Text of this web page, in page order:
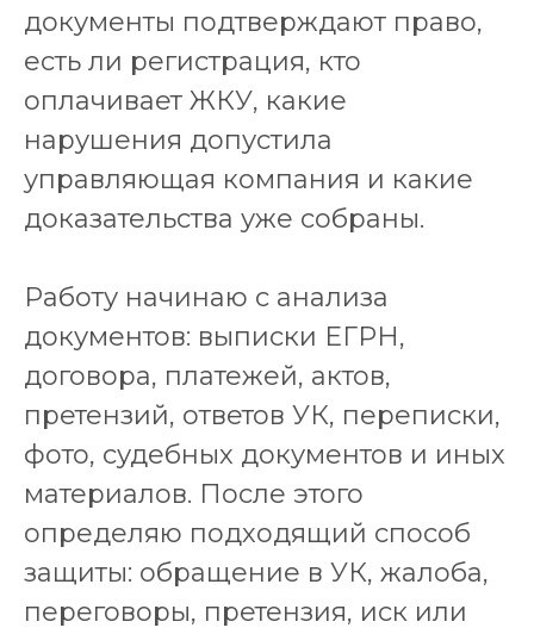
документы подтверждают право,
есть ли регистрация, кто
оплачивает ЖКУ, какие
нарушения допустила
управляющая компания и какие
доказательства уже собраны.
Работу начинаю с анализа
документов: выписки ЕГРН,
договора, платежей, актов,
претензий, ответов УК, переписки,
фото, судебных документов и иных
материалов. После этого
определяю подходящий способ
защиты: обращение в УК, жалоба,
переговоры, претензия, иск или